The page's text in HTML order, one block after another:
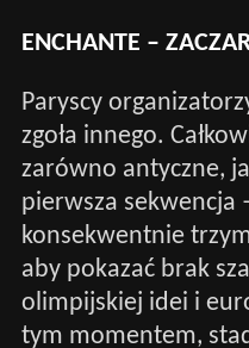
ENCHANTE –
Paryscy
zgoła innego.
zarówno antyczne,
pierwsza sekwencja
konsekwentnie
aby pokazać brak
olimpijskiej idei i
tym momentem,